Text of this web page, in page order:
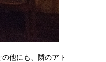
他にも、隣のアト